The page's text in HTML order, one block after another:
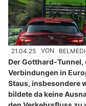
21.04.25 VON
Der Gotthard-
Verbindungen in
Staus, insbesondere
bildete da keine